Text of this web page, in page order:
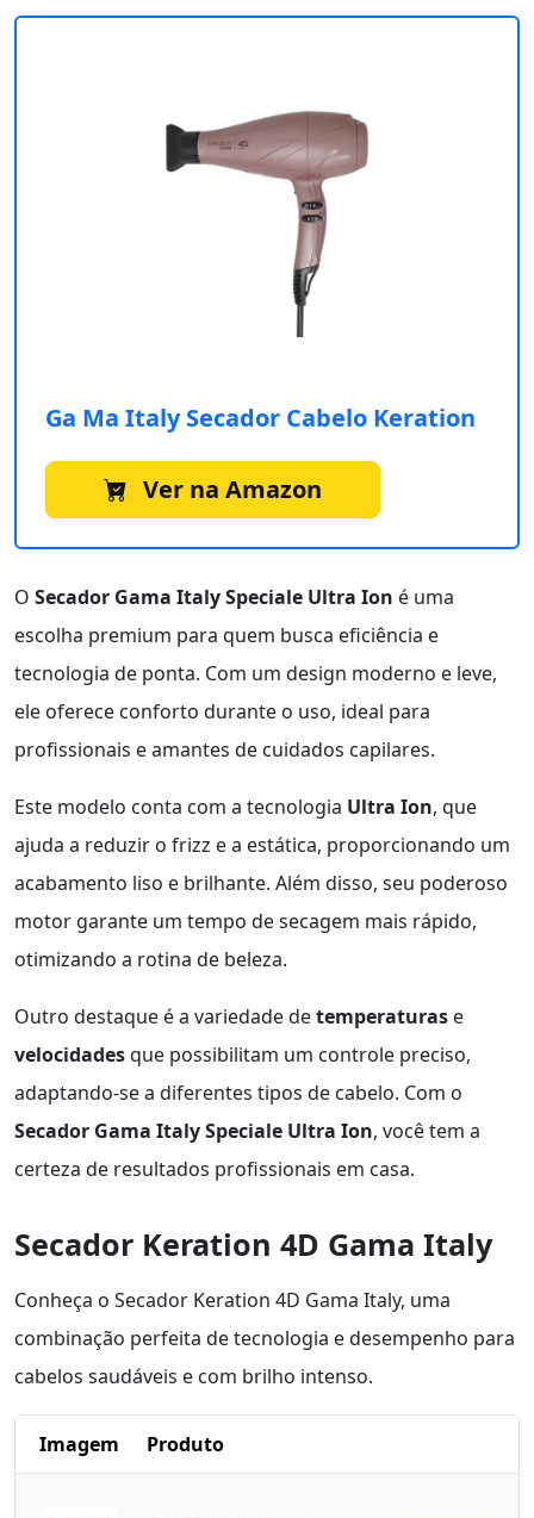
Ga Ma Italy Secador Cabelo Keration
Ver na Amazon
O Secador Gama Italy Speciale Ultra Ion é uma
escolha premium para quem busca eficiência e
tecnologia de ponta. Com um design moderno e leve,
ele oferece conforto durante o uso, ideal para
profissionais e amantes de cuidados capilares.
Este modelo conta com a tecnologia Ultra Ion, que
ajuda a reduzir o frizz e a estática, proporcionando um
acabamento liso e brilhante. Além disso, seu poderoso
motor garante um tempo de secagem mais rápido,
otimizando a rotina de beleza.
Outro destaque é a variedade detemperaturas e
velocidadesque possibilitam um controle preciso,
adaptando-se a diferentes tipos de cabelo. Com o
Secador Gama Italy Speciale Ultra Ion, você tem a
certeza de resultados profissionais em casa.
Secador Keration 4D Gama Italy
Conheça o Secador Keration 4D Gama Italy, uma
combinação perfeita de tecnologia e desempenho para
cabelos saudáveis e com brilho intenso.
Imagem Produto